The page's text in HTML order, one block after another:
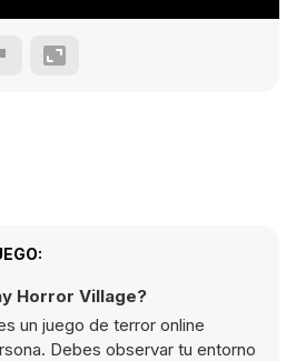
Horror Village?
un juego de terror online
Debes observar tu entorno